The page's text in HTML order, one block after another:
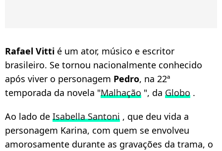
Rafael Vitti é um ator, músico e escritor
brasileiro. Se tornou nacionalmente conhecido
após viver o personagem Pedro, na 22ª
temporada da novela "Malhação ", da Globo .
Ao lado de Isabella Santoni , que deu vida a
personagem Karina, com quem se envolveu
amorosamente durante as gravações da trama, o